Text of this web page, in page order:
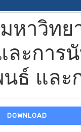
หาวิท
ละการ
ธ์ และ
DOWNLOAD